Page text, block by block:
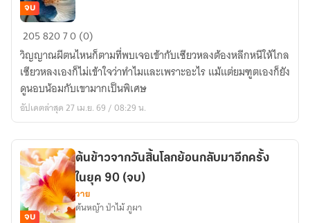
ผม
เป็น
ลูก
ครึ่ง
ครับ
(จบ)
จบ
20582070 (0)
วิญญาณผีตนไหนก็ตามที่พบเจอเข้ากับเซียวหลงต้องหลีกหนีให้ไกล
เซียวหลงเองก็ไม่เข้าใจว่าทำไมและเพราะอะไร แม้แต่ยมฑูตเองก็ยัง
ดูนอบน้อมกับเขามากเป็นพิเศษ
อัปเดตล่าสุด 27 เม.ย. 69 / 08:29 น.
จบ
ต้นข้าวจากวันสิ้นโลกย้อนกลับมาอีกครั้ง
ในยุค 90 (จบ)
วาย
ต้นหญ้า ป่าไม้ ภูผา